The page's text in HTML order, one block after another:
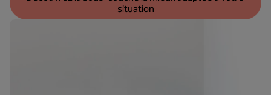
situation